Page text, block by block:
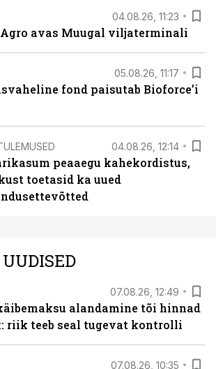
04.08.26, 11:23
avas Muugal viljaterminali
05.08.26, 11:17
fond paisutab Bioforce’i
04.08.26, 12:14
peaaegu kahekordistus,
toetasid ka uued
07.08.26, 12:49
alandamine tõi hinnad
riik teeb seal tugevat kontrolli
07.08.26, 10:35